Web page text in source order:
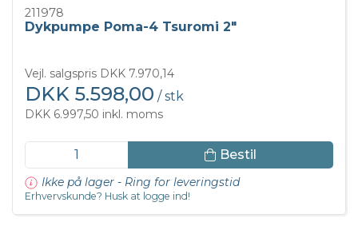
211978
Dykpumpe Poma-4 Tsuromi 2"
Vejl. salgspris DKK 7.970,14
DKK 5.598,00 / stk
DKK 6.997,50 inkl. moms
Bestil
Ikke på lager - Ring for leveringstid
Erhvervskunde? Husk at logge ind!